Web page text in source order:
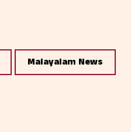
Malayalam News